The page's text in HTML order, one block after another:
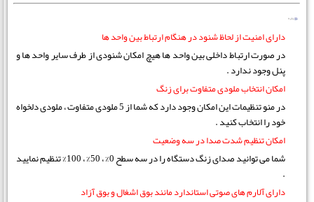
دارای امنیت از لحاظ شنود در هنگام ارتباط بین واحد ها
در صورت ارتباط داخلی بین واحد ها هیچ امکان شنودی از طرف سایر واحد ها و
پنل وجود ندارد .
امکان انتخاب ملودی متفاوت برای زنگ
در منو تنظیمات این امکان وجود دارد که شما از 5 ملودی متفاوت ، ملودی دلخواه
خود را انتخاب کنید .
امکان تنظیم شدت صدا در سه وضعیت
شما می توانید صدای زنگ دستگاه را در سه سطح 0% ، 50% ، 100% تنظیم نمایید
.
دارای آلارم های صوتی استاندارد مانند بوق اشغال و بوق آزاد